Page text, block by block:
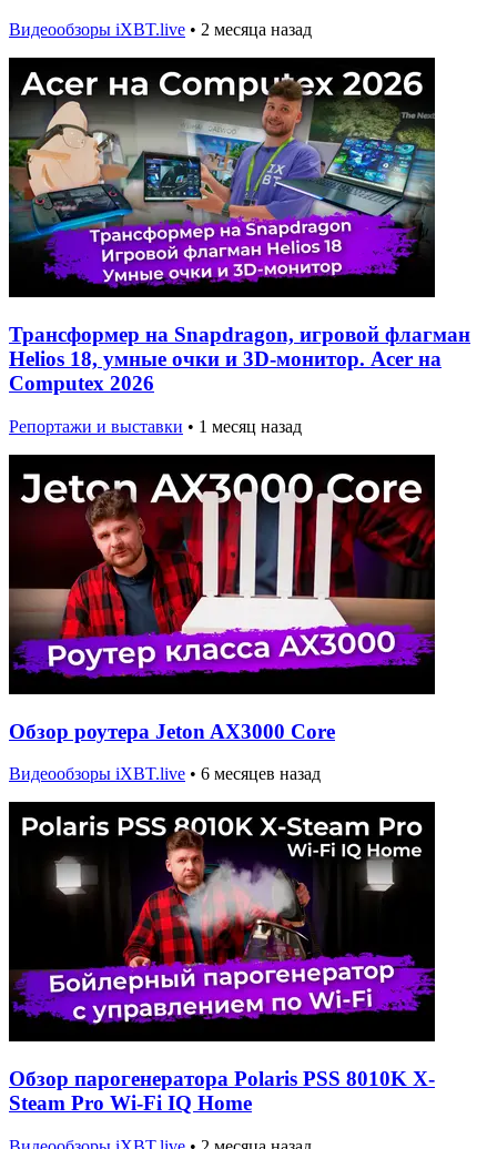
Видеообзоры iXBT.live • 2 месяца назад
Трансформер на Snapdragon, игровой флагман
Helios 18, умные очки и 3D-монитор. Acer на
Computex 2026
Репортажи и выставки • 1 месяц назад
Обзор роутера Jeton AX3000 Core
Видеообзоры iXBT.live • 6 месяцев назад
Обзор парогенератора Polaris PSS 8010K X-
Steam Pro Wi-Fi IQ Home